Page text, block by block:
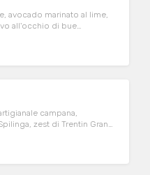
avocado marinato al lime,
all'occhio di bue
campana,
zest di Trentin Grana